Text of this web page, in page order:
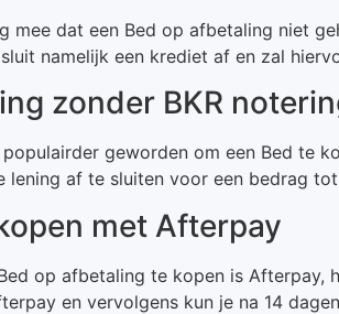
mee dat een Bed op afbetaling niet
namelijk een krediet af en zal
zonder BKR
geworden om een Bed te
af te sluiten voor een bedrag
met Afterpay
op afbetaling te kopen is
en vervolgens kun je na 14